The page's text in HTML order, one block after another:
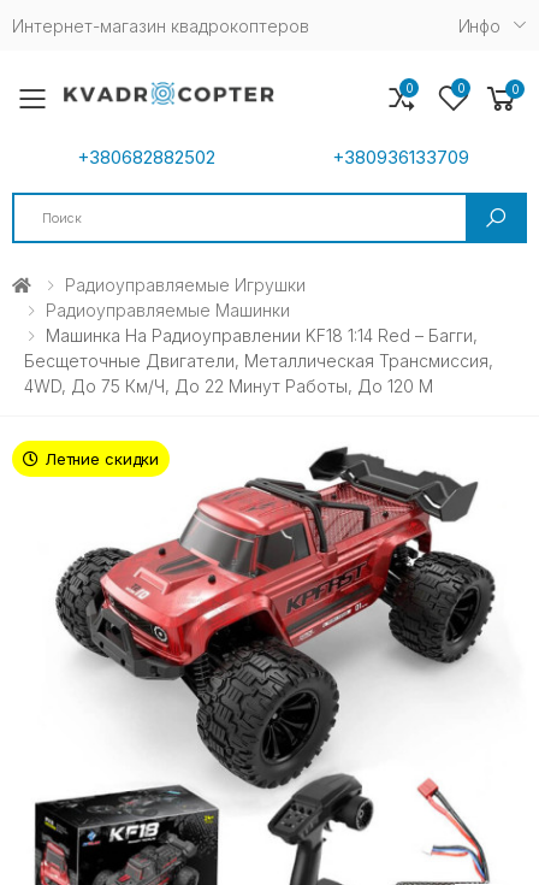
Интернет-магазин квадрокоптеров Инфо
Toggle mobile menu
+380682882502 +380936133709
Search
0 0 0
Радиоуправляемые Игрушки
Радиоуправляемые Машинки
Машинка На Радиоуправлении KF18 1:14 Red – Багги,
Бесщеточные Двигатели, Металлическая Трансмиссия,
4WD, До 75 Км/ч, До 22 Минут Работы, До 120 М
Летние скидки